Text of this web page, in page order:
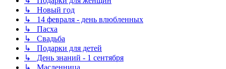
↳ Новый год
↳ 14 февраля - день влюбленных
↳ Пасха
↳ Свадьба
↳ Подарки для детей
↳ День знаний - 1 сентября